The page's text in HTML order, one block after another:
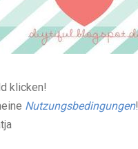
klicken!
Nutzungsbedingungen!